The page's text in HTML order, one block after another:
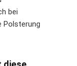
bei
Polsterung